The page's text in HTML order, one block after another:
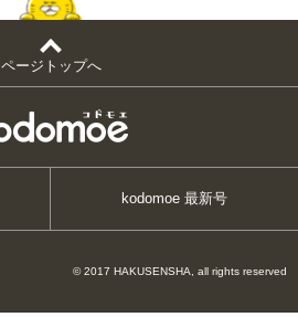
ページトップへ
kodomoe 最新号
© 2017 HAKUSENSHA, all rights reserved